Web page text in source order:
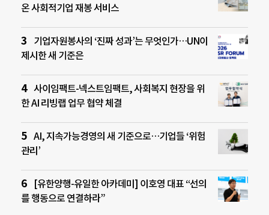
온 사회적기업 재봉 서비스
기업자원봉사의 ‘진짜 성과’는 무엇인가…UN이
제시한 새 기준은
사이임팩트-넥스트임팩트, 사회복지 현장을 위
한 AI 리빙랩 업무 협약 체결
AI, 지속가능경영의 새 기준으로…기업들 ‘위험
관리’
[유한양행-유일한 아카데미] 이호영 대표 “선의
를 행동으로 연결하라”